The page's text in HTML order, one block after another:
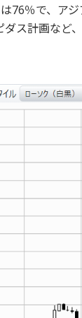
76％で、ア
ス計画など